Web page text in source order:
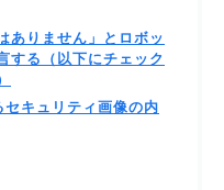
ありません」とロボッ
する（以下にチェック
キュリティ画像の内